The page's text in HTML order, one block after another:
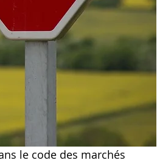
le code des marchés